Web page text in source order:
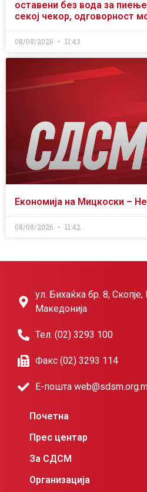
оставени без вода за
секој чекор, одговорност
08/08/2026 11:43
Економија на Мицкоски –
08/08/2026 11:42
ул. Бихаќка бр. 8,
Македонија
Тел. (02) 3293 100
Факс (02) 3293 114
Е-пошта
Почетна
Прес центар
За СДСМ
Организација